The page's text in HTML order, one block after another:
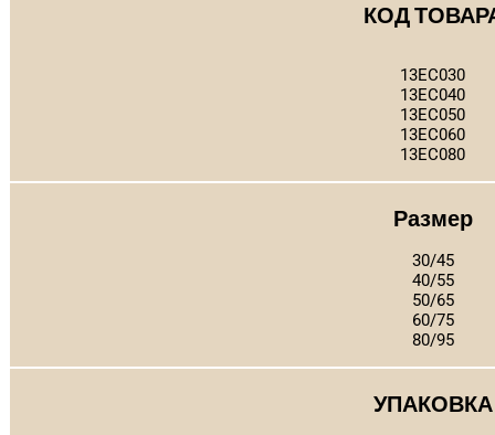
КОД
13EC030
13EC040
13EC050
13EC060
13EC080
Размер
30/45
40/55
50/65
60/75
80/95
УПАКОВКА